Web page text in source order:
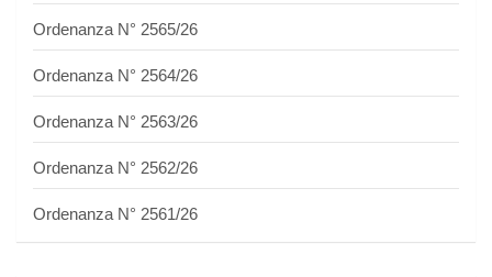
Ordenanza N° 2565/26
Ordenanza N° 2564/26
Ordenanza N° 2563/26
Ordenanza N° 2562/26
Ordenanza N° 2561/26